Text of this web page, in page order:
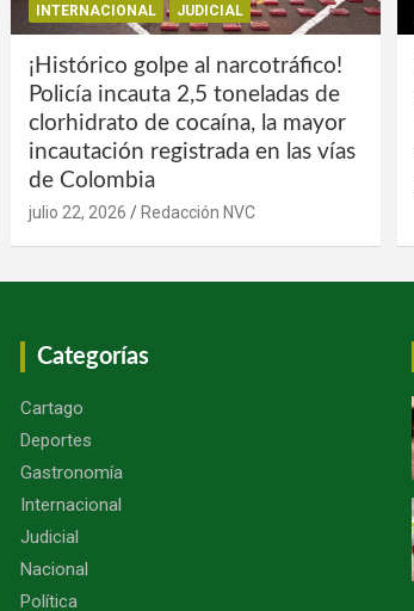
INTERNACIONAL JUDICIAL
¡Histórico golpe al narcotráfico!
Policía incauta 2,5 toneladas de
clorhidrato de cocaína, la mayor
incautación registrada en las vías
de Colombia
julio 22, 2026 Redacción NVC
Categorías
Cartago
Deportes
Gastronomía
Internacional
Judicial
Nacional
Política